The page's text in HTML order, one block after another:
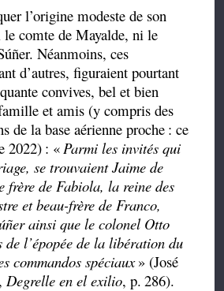
l’origine modeste de son
comte de Mayalde, ni le
Néanmoins, ces
d’autres, figuraient pourtant
convives, bel et bien
et amis (y compris des
de la base aérienne proche : ce
2022) : « Parmi les invités qui
se trouvaient Jaime de
frère de Fabiola, la reine des
et beau-frère de Franco,
ainsi que le colonel Otto
de l’épopée de la libération du
commandos spéciaux» (José
Degrelle en el exilio, p. 286).